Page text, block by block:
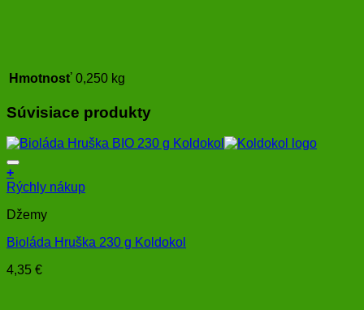
Hmotnosť 0,250 kg
Súvisiace produkty
+
Rýchly nákup
Džemy
Bioláda Hruška 230 g Koldokol
4,35 €